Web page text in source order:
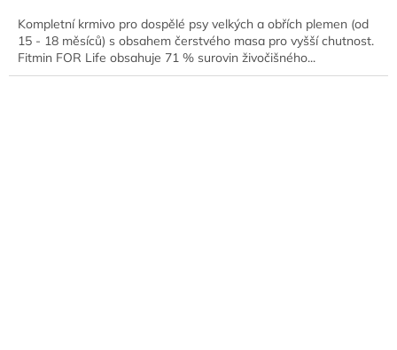
Kompletní krmivo pro dospělé psy velkých a obřích plemen (od
15 - 18 měsíců) s obsahem čerstvého masa pro vyšší chutnost.
Fitmin FOR Life obsahuje 71 % surovin živočišného...